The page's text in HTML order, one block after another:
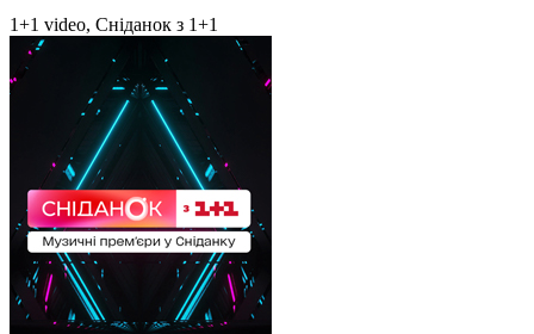
1+1 video, Сніданок з 1+1